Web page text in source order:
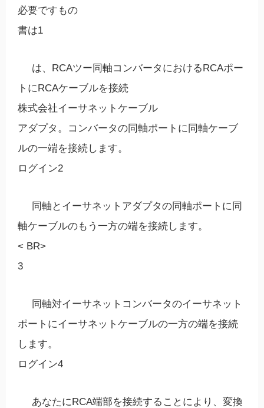
必要ですもの
書は1
は、RCAツー同軸コンバータにおけるRCAポー
トにRCAケーブルを接続
株式会社イーサネットケーブル
アダプタ。コンバータの同軸ポートに同軸ケーブ
ルの一端を接続します。
ログイン2
同軸とイーサネットアダプタの同軸ポートに同
軸ケーブルのもう一方の端を接続します。
< BR>
3
同軸対イーサネットコンバータのイーサネット
ポートにイーサネットケーブルの一方の端を接続
します。
ログイン4
あなたにRCA端部を接続することにより、変換